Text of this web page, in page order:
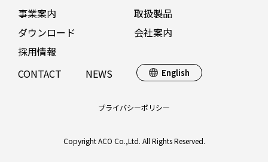
事業案内
取扱製品
ダウンロード
会社案内
採用情報
CONTACT
NEWS English
プライバシーポリシー
Copyright ACO Co.,Ltd. All Rights Reserved.